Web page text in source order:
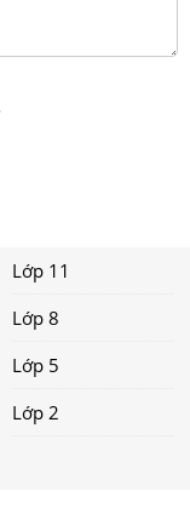
Lớp 11
Lớp 8
Lớp 5
Lớp 2